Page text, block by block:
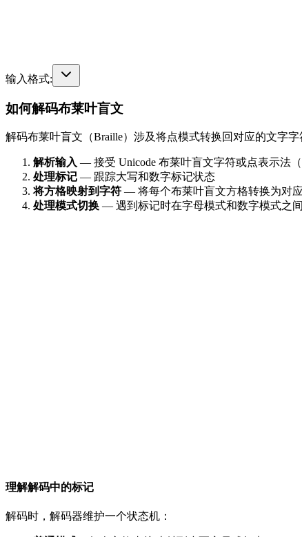
输入格式:
如何解码布莱叶盲文
解码布莱叶盲文（Braille）涉及将点模式转换回对应的文字
解析输入 — 接受 Unicode 布莱叶盲文字符或点表示法（
处理标记 — 跟踪大写和数字标记状态
将方格映射到字符 — 将每个布莱叶盲文方格转换为对
处理模式切换 — 遇到标记时在字母模式和数字模式之
理解解码中的标记
解码时，解码器维护一个状态机：